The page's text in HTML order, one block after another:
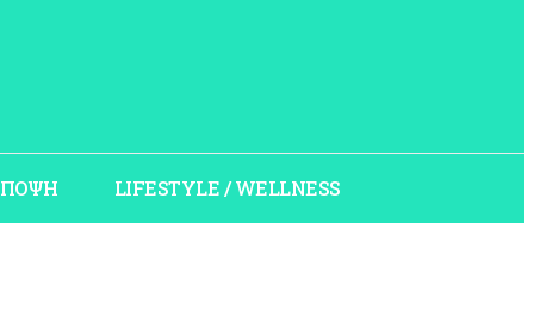
LIFESTYLE / WELLNESS